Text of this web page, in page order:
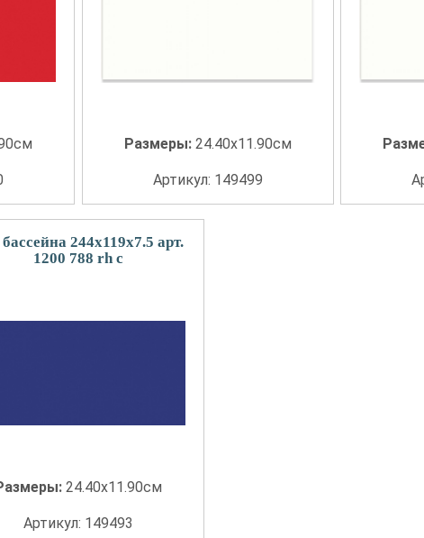
Размеры: 24.40x11.90см
Артикул: 149499
244x119x7.5 арт.
1200 788 rh c
24.40x11.90см
Артикул: 149493